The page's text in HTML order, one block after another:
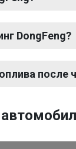
DongFeng?
после